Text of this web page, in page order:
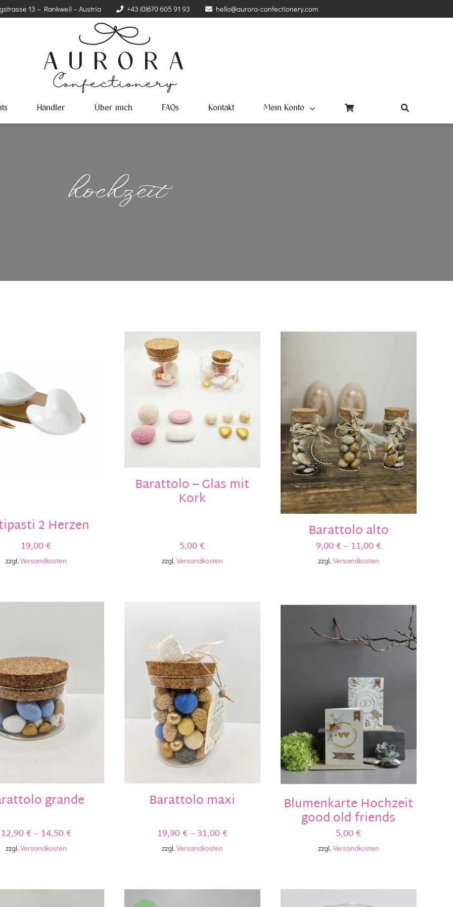
13 – Rankweil – Austria +43 (0)670 605 91 93 hello@aurora-confectionery.com
Händler Über mich FAQs Kontakt Mein Konto
hochzeit
2 Herzen
19,00€
zzgl.Versandkosten
Barattolo – Glas mit
Kork
5,00€
zzgl.Versandkosten
Barattolo alto
9,00€– 11,00€
zzgl.Versandkosten
grande
12,90€– 14,50€
zzgl. Versandkosten
Barattolo maxi
19,90€–31,00€
zzgl. Versandkosten
Blumenkarte Hochzeit
good old friends
5,00€
zzgl. Versandkosten